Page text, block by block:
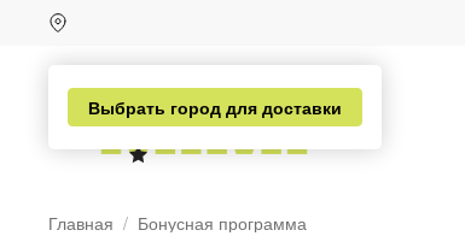
Выбрать город для доставки
Главная Бонусная программа